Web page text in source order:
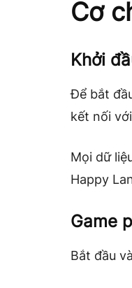
Cơ
Khởi
Để bắt
kết nối với
Mọi dữ
Happy
Game
Bắt đầu